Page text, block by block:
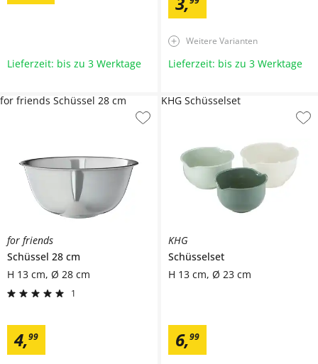
Lieferzeit: bis zu 3 Werktage
Weitere Varianten
Lieferzeit: bis zu 3 Werktage
for friends
Schüssel 28 cm
H 13 cm, Ø 28 cm
1
4,99
for friends Schüssel 28 cm
KHG
Schüsselset
H 13 cm, Ø 23 cm
6,99
KHG Schüsselset